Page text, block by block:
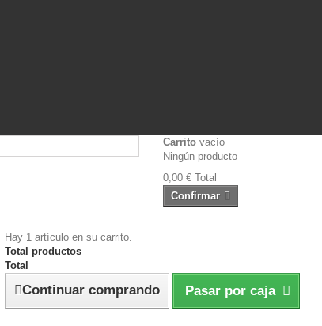
Carrito vacío
Ningún producto
0,00 € Total
Confirmar
Hay 1 artículo en su carrito.
Total productos
Total
Continuar comprando Pasar por caja